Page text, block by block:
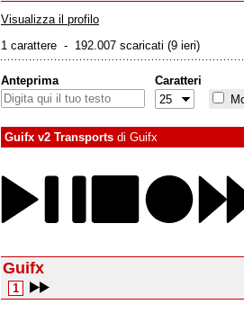
Visualizza il profilo
1 carattere - 192.007 scaricati (9 ieri)
Anteprima
Caratteri
Guifx v2 Transports di Guifx
Guifx
1